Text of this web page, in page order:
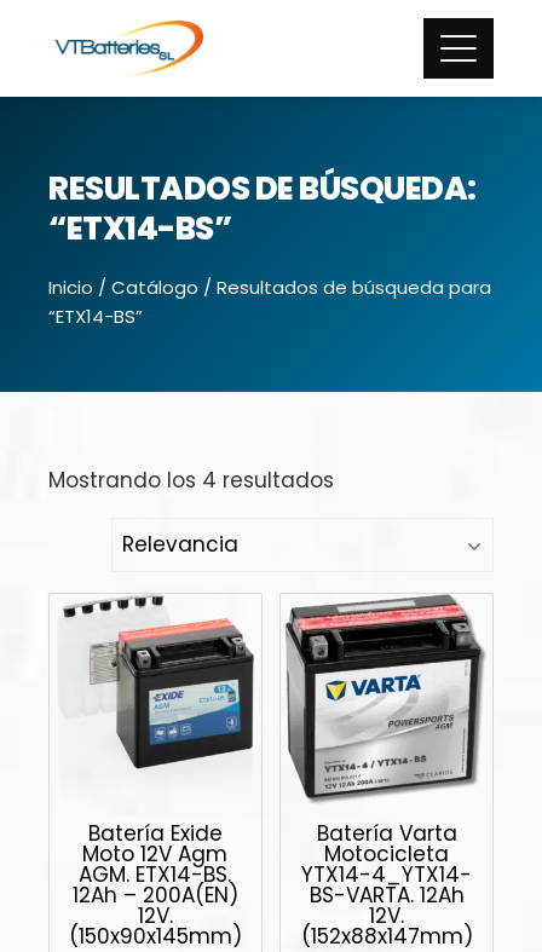
RESULTADOS DE BÚSQUEDA:
“ETX14-BS”
Inicio / Catálogo / Resultados de búsqueda para
“ETX14-BS”
Mostrando los 4 resultados
Batería Exide
Moto 12V Agm
AGM. ETX14-BS.
12Ah – 200A(EN)
12V.
(150x90x145mm)
Batería Varta
Motocicleta
YTX14-4_YTX14-
BS-VARTA. 12Ah
12V.
(152x88x147mm)